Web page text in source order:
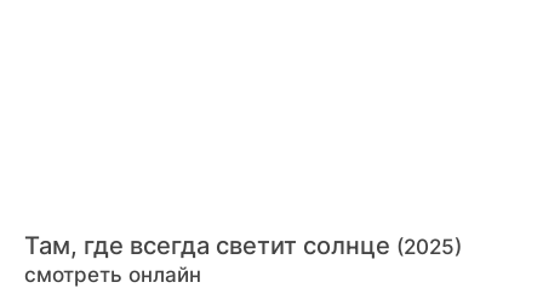
Там, где всегда светит солнце (2025)
смотреть онлайн